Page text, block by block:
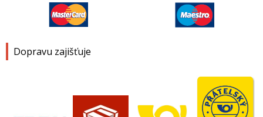
Dopravu zajišťuje